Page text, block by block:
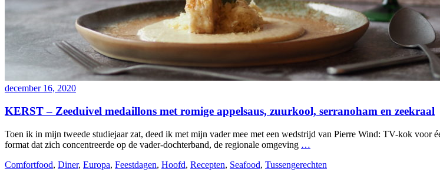
december 16, 2020
KERST – Zeeduivel medaillons met romige appelsaus, zuurkool, serranoham en zeekraal
Toen ik in mijn tweede studiejaar zat, deed ik met mijn vader mee met een wedstrijd van Pierre Wind: TV-kok voor
format dat zich concentreerde op de vader-dochterband, de regionale omgeving …
Comfortfood, Diner, Europa, Feestdagen, Hoofd, Recepten, Seafood, Tussengerechten